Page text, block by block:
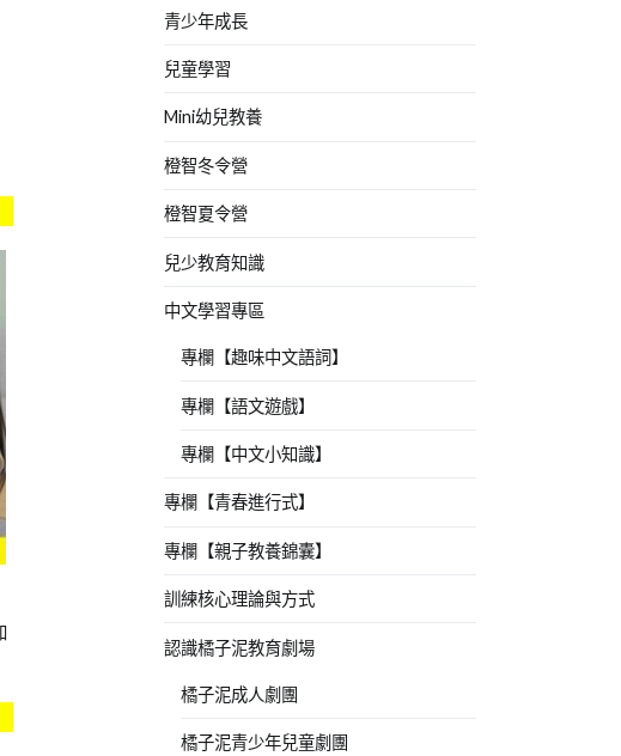
青少年成長
兒童學習
Mini幼兒教養
橙智冬令營
橙智夏令營
兒少教育知識
中文學習專區
專欄【趣味中文語詞】
專欄【語文遊戲】
專欄【中文小知識】
專欄【青春進行式】
專欄【親子教養錦囊】
訓練核心理論與方式
認識橘子泥教育劇場
橘子泥成人劇團
橘子泥青少年兒童劇團